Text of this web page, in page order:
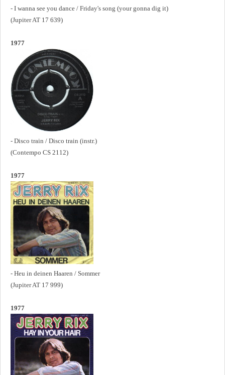
- I wanna see you dance / Friday's song (your gonna dig it)
(Jupiter AT 17 639)
1977
- Disco train / Disco train (instr.)
(Contempo CS 2112)
1977
- Heu in deinen Haaren / Sommer
(Jupiter AT 17 999)
1977